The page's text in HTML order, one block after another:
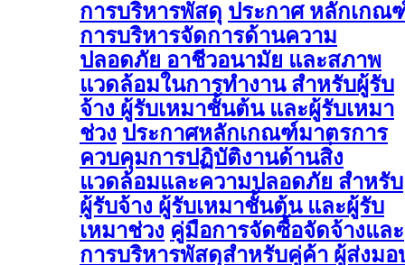
การบริหารพัสดุ ประกาศ หลักเกณ
การบริหารจัดการด้านความ
ปลอดภัย อาชีวอนามัย และสภาพ
แวดล้อมในการทำงาน สำหรับผู้รับ
จ้าง ผู้รับเหมาชั้นต้น และผู้รับเหมา
ช่วง ประกาศหลักเกณฑ์มาตรการ
ควบคุมการปฏิบัติงานด้านสิ่ง
แวดล้อมและความปลอดภัย สำหรับ
ผู้รับจ้าง ผู้รับเหมาชั้นต้น และผู้รับ
เหมาช่วง คู่มือการจัดซื้อจัดจ้างและ
การบริหารพัสดุสำหรับคู่ค้า ผู้ส่งมอ